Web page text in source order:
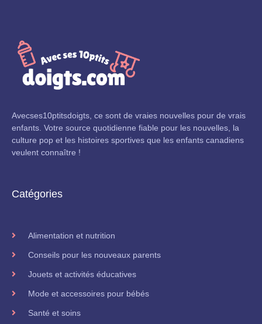
Avecses10ptitsdoigts, ce sont de vraies nouvelles pour de vrais
enfants. Votre source quotidienne fiable pour les nouvelles, la
culture pop et les histoires sportives que les enfants canadiens
veulent connaître !
Catégories
Alimentation et nutrition
Conseils pour les nouveaux parents
Jouets et activités éducatives
Mode et accessoires pour bébés
Santé et soins